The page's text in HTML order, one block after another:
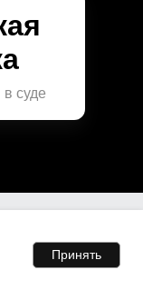
Принять
суде